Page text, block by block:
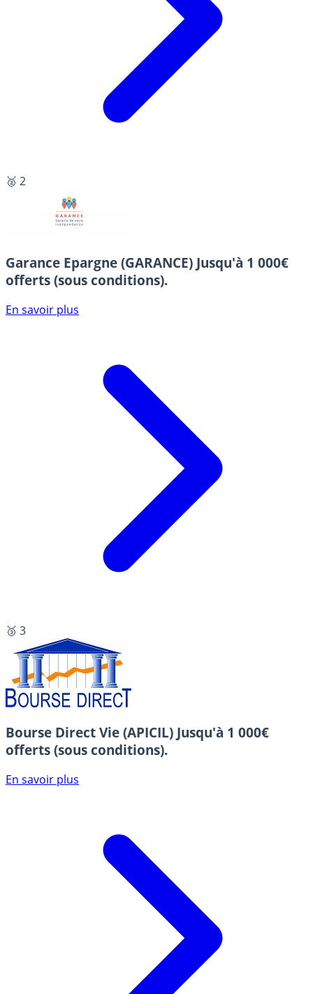
🥈 2
Garance Epargne (GARANCE) Jusqu'à 1 000€
offerts (sous conditions).
En savoir plus
🥉 3
Bourse Direct Vie (APICIL) Jusqu'à 1 000€
offerts (sous conditions).
En savoir plus